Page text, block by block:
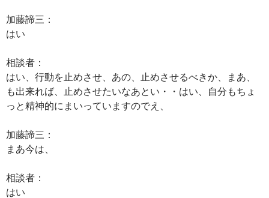
加藤諦三：
はい
相談者：
はい、行動を止めさせ、あの、止めさせるべきか、まあ、
も出来れば、止めさせたいなあとい・・はい、自分もちょ
っと精神的にまいっていますのでえ、
加藤諦三：
まあ今は、
相談者：
はい